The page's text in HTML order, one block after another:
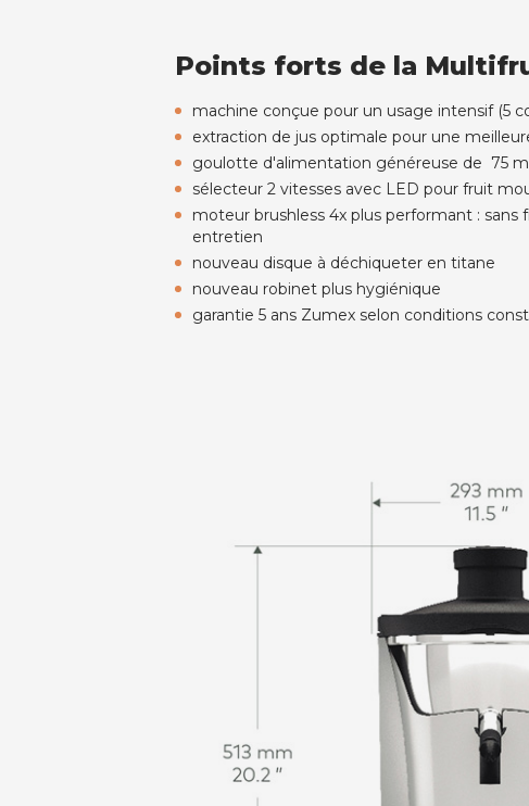
Points forts de la
machine conçue pour un usage intensif (5
extraction de jus optimale pour une
goulotte d'alimentation généreuse de 75
sélecteur 2 vitesses avec LED pour fruit
moteur brushless 4x plus performant :
entretien
nouveau disque à déchiqueter en titane
nouveau robinet plus hygiénique
garantie 5 ans Zumex selon conditions